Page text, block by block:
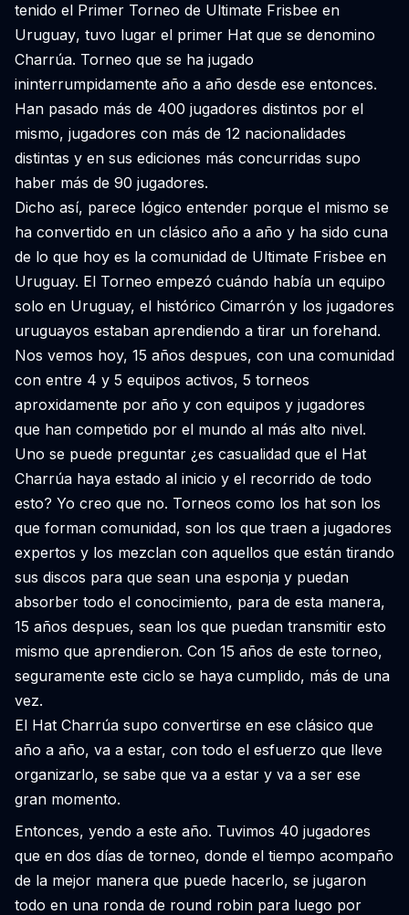
tenido el Primer Torneo de Ultimate Frisbee en
Uruguay, tuvo lugar el primer Hat que se denomino
Charrúa. Torneo que se ha jugado
ininterrumpidamente año a año desde ese entonces.
Han pasado más de 400 jugadores distintos por el
mismo, jugadores con más de 12 nacionalidades
distintas y en sus ediciones más concurridas supo
haber más de 90 jugadores.
Dicho así, parece lógico entender porque el mismo se
ha convertido en un clásico año a año y ha sido cuna
de lo que hoy es la comunidad de Ultimate Frisbee en
Uruguay. El Torneo empezó cuándo había un equipo
solo en Uruguay, el histórico Cimarrón y los jugadores
uruguayos estaban aprendiendo a tirar un forehand.
Nos vemos hoy, 15 años despues, con una comunidad
con entre 4 y 5 equipos activos, 5 torneos
aproxidamente por año y con equipos y jugadores
que han competido por el mundo al más alto nivel.
Uno se puede preguntar ¿es casualidad que el Hat
Charrúa haya estado al inicio y el recorrido de todo
esto? Yo creo que no. Torneos como los hat son los
que forman comunidad, son los que traen a jugadores
expertos y los mezclan con aquellos que están tirando
sus discos para que sean una esponja y puedan
absorber todo el conocimiento, para de esta manera,
15 años despues, sean los que puedan transmitir esto
mismo que aprendieron. Con 15 años de este torneo,
seguramente este ciclo se haya cumplido, más de una
vez.
El Hat Charrúa supo convertirse en ese clásico que
año a año, va a estar, con todo el esfuerzo que lleve
organizarlo, se sabe que va a estar y va a ser ese
gran momento.
Entonces, yendo a este año. Tuvimos 40 jugadores
que en dos días de torneo, donde el tiempo acompaño
de la mejor manera que puede hacerlo, se jugaron
todo en una ronda de round robin para luego por